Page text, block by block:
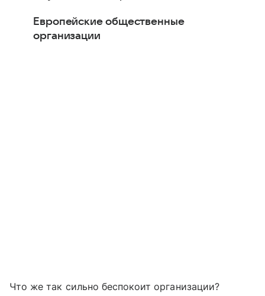
Европейские общественные
организации
Что же так сильно беспокоит организации?